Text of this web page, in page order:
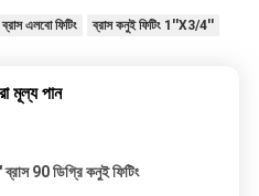
এলবো ফিটিং ব্রাস কনুই ফিটিং 1''X3/4''
মূল্য পান
90 ডিগ্রি কনুই ফিটিং